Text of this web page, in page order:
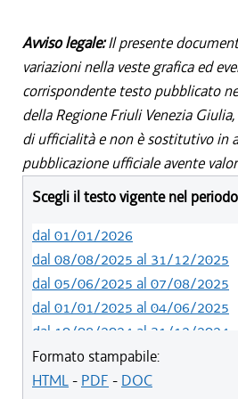
Avviso legale:Il presente
variazioni nella veste grafica ed
corrispondente testo pubblicato
della Regione Friuli Venezia
di ufficialità e non è sostitutivo in
pubblicazione ufficiale avente
Scegli il testo vigente nel
dal 01/01/2026
dal 08/08/2025 al 31/12/2025
dal 05/06/2025 al 07/08/2025
dal 01/01/2025 al 04/06/2025
dal 10/08/2024 al 31/12/2024
dal 14/05/2024 al 09/08/2024
dal 11/08/2022 al 13/05/2024
Formato stampabile:
HTML- PDF - DOC